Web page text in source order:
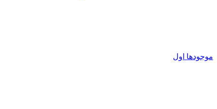
موجودها اول